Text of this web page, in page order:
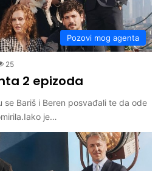
Pozovi mog agenta
25
2 epizoda
se Bariš i Beren posvađali te da ode
je…